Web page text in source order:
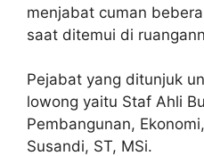
menjabat cuman
saat ditemui di
Pejabat yang ditunjuk
lowong yaitu Staf Ahli
Pembangunan,
Susandi, ST, MSi.